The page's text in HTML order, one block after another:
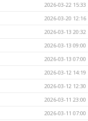
2026-03-22 15:33
2026-03-20 12:16
2026-03-13 20:32
2026-03-13 09:00
2026-03-13 07:00
2026-03-12 14:19
2026-03-12 12:30
2026-03-11 23:00
2026-03-11 07:00